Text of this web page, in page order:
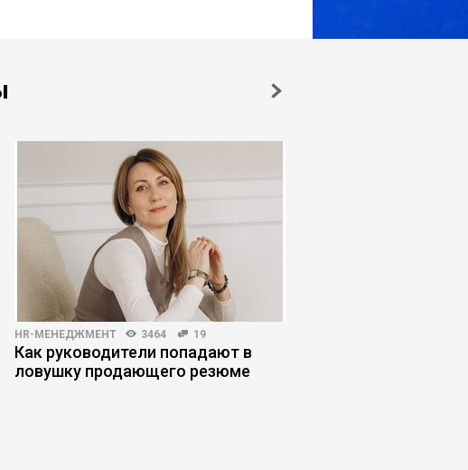
HR-МЕНЕДЖМЕНТ 3464 19
Как руководители попадают в
ловушку продающего резюме